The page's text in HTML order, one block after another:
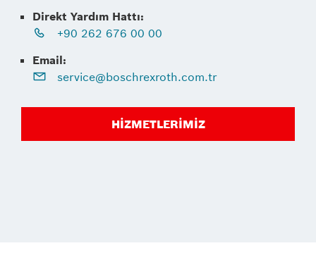
Direkt Yardım Hattı:
+90 262 676 00 00
Email:
service@boschrexroth.com.tr
HIZMETLERIMIZ